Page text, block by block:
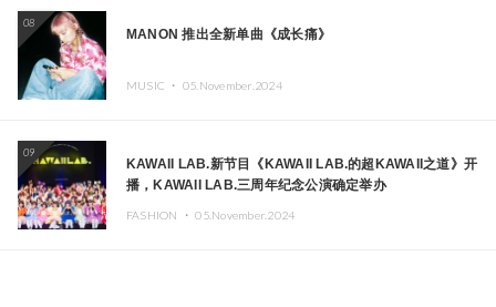
08
MANON 推出全新单曲《成长痛》
MUSIC ・ 05.November.2024
09
KAWAII LAB.新节目《KAWAII LAB.的超KAWAII之道》开
播，KAWAII LAB.三周年纪念公演确定举办
FASHION ・05.November.2024